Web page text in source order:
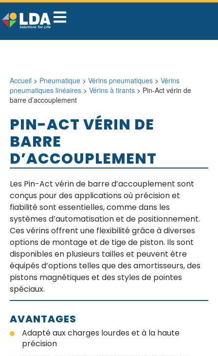
Accueil > Pneumatique > Vérins pneumatiques > Vérins
pneumatiques linéaires > Vérins à tirants > Pin-Act vérin de
barre d’accouplement
PIN-ACT VÉRIN DE
BARRE
D’ACCOUPLEMENT
Les Pin-Act vérin de barre d’accouplement sont
conçus pour des applications où précision et
fiabilité sont essentielles, comme dans les
systèmes d’automatisation et de positionnement.
Ces vérins offrent une flexibilité grâce à diverses
options de montage et de tige de piston. Ils sont
disponibles en plusieurs tailles et peuvent être
équipés d’options telles que des amortisseurs, des
pistons magnétiques et des styles de pointes
spéciaux.
AVANTAGES
Adapté aux charges lourdes et à la haute
précision